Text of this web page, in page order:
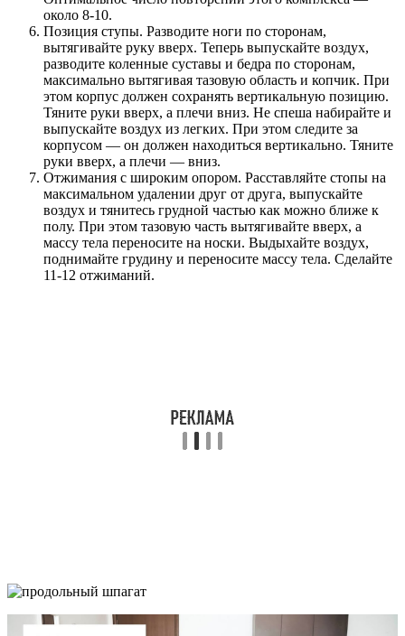
около 8-10.
Позиция ступы. Разводите ноги по сторонам,
вытягивайте руку вверх. Теперь выпускайте воздух,
разводите коленные суставы и бедра по сторонам,
максимально вытягивая тазовую область и копчик. При
этом корпус должен сохранять вертикальную позицию.
Тяните руки вверх, а плечи вниз. Не спеша набирайте и
выпускайте воздух из легких. При этом следите за
корпусом — он должен находиться вертикально. Тяните
руки вверх, а плечи — вниз.
Отжимания с широким опором. Расставляйте стопы на
максимальном удалении друг от друга, выпускайте
воздух и тянитесь грудной частью как можно ближе к
полу. При этом тазовую часть вытягивайте вверх, а
массу тела переносите на носки. Выдыхайте воздух,
поднимайте грудину и переносите массу тела. Сделайте
11-12 отжиманий.